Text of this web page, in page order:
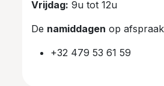
Vrijdag: 9u tot 12u
De namiddagen op
+32 479 53 61 59